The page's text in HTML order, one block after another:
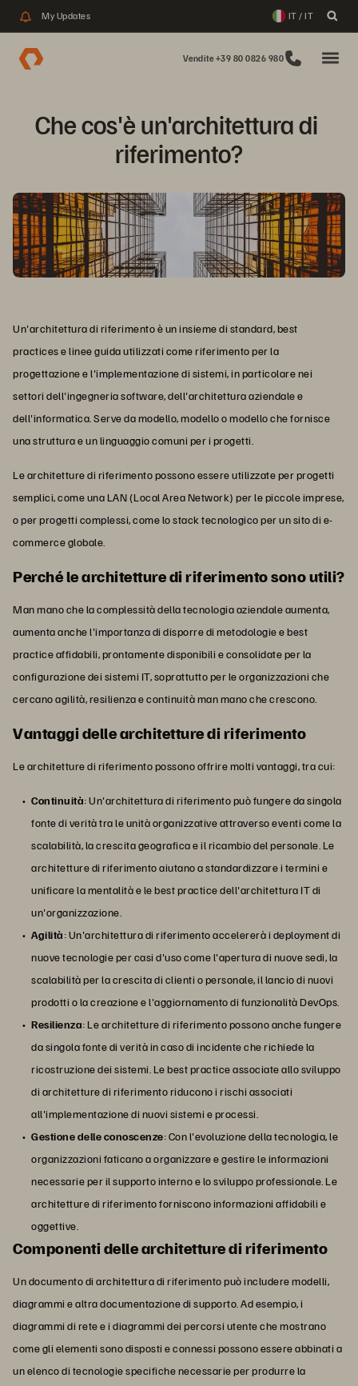
My Updates IT / IT
Vendite +39 80 0826 980
Che cos'è un'architettura di
riferimento?
Un'architettura di riferimento è un insieme di standard, best
practices e linee guida utilizzati come riferimento per la
progettazione e l'implementazione di sistemi, in particolare nei
settori dell'ingegneria software, dell'architettura aziendale e
dell'informatica. Serve da modello, modello o modello che fornisce
una struttura e un linguaggio comuni per i progetti.
Le architetture di riferimento possono essere utilizzate per progetti
semplici, come una LAN (Local Area Network) per le piccole imprese,
o per progetti complessi, come lo stack tecnologico per un sito di e-
commerce globale.
Perché le architetture di riferimento sono utili?
Man mano che la complessità della tecnologia aziendale aumenta,
aumenta anche l'importanza di disporre di metodologie e best
practice affidabili, prontamente disponibili e consolidate per la
configurazione dei sistemi IT, soprattutto per le organizzazioni che
cercano agilità, resilienza e continuità man mano che crescono.
Vantaggi delle architetture di riferimento
Le architetture di riferimento possono offrire molti vantaggi, tra cui:
Continuità: Un'architettura di riferimento può fungere da singola
fonte di verità tra le unità organizzative attraverso eventi come la
scalabilità, la crescita geografica e il ricambio del personale. Le
architetture di riferimento aiutano a standardizzare i termini e
unificare la mentalità e le best practice dell'architettura IT di
un'organizzazione.
Agilità: Un'architettura di riferimento accelererà i deployment di
nuove tecnologie per casi d'uso come l'apertura di nuove sedi, la
scalabilità per la crescita di clienti o personale, il lancio di nuovi
prodotti o la creazione e l'aggiornamento di funzionalità DevOps.
Resilienza: Le architetture di riferimento possono anche fungere
da singola fonte di verità in caso di incidente che richiede la
ricostruzione dei sistemi. Le best practice associate allo sviluppo
di architetture di riferimento riducono i rischi associati
all'implementazione di nuovi sistemi e processi.
Gestione delle conoscenze: Con l'evoluzione della tecnologia, le
organizzazioni faticano a organizzare e gestire le informazioni
necessarie per il supporto interno e lo sviluppo professionale. Le
architetture di riferimento forniscono informazioni affidabili e
oggettive.
Componenti delle architetture di riferimento
Un documento di architettura di riferimento può includere modelli,
diagrammi e altra documentazione di supporto. Ad esempio, i
diagrammi di rete e i diagrammi dei percorsi utente che mostrano
come gli elementi sono disposti e connessi possono essere abbinati a
un elenco di tecnologie specifiche necessarie per produrre la